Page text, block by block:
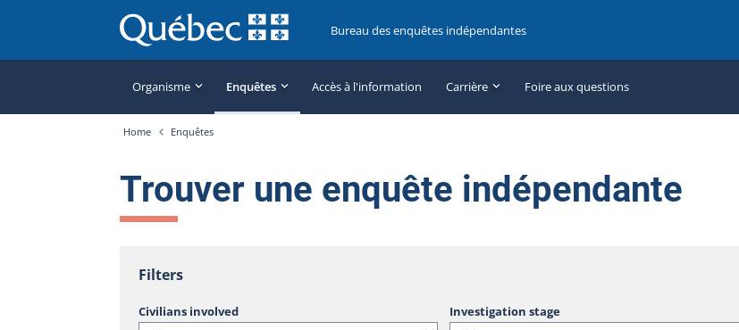
Bureau des enquêtes indépendantes
Organisme Enquêtes Accès à l'information Carrière Foire aux questions
Home Enquêtes
Trouver une enquête indépendante
Filters
Civilians involved Investigation stage